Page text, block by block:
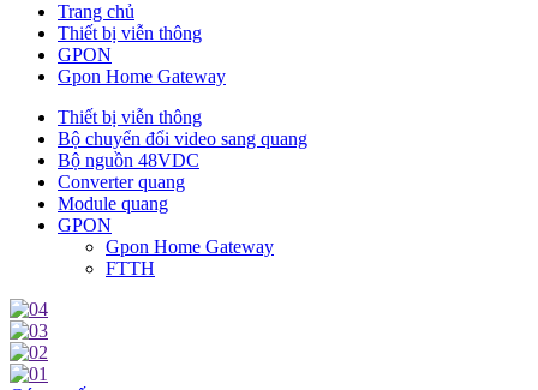
Trang chủ
Thiết bị viễn thông
GPON
Gpon Home Gateway
Thiết bị viễn thông
Bộ chuyển đổi video sang quang
Bộ nguồn 48VDC
Converter quang
Module quang
GPON
Gpon Home Gateway
FTTH